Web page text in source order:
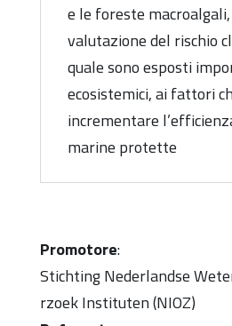
e le foreste
valutazione del rischio
quale sono esposti
ecosistemici, ai fattori
incrementare
marine protette
Promotore:
Stichting Nederlandse
rzoek Instituten (NIOZ)